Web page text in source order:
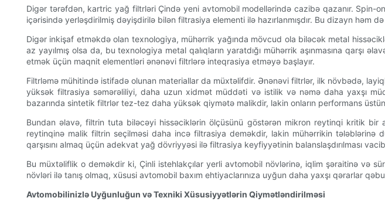
Digər tərəfdən, kartric yağ filtrləri Çində yeni avtomobil modellərində cazibə qazanır. Spin-
içərisində yerləşdirilmiş dəyişdirilə bilən filtrasiya elementi ilə hazırlanmışdır. Bu dizayn
Digər inkişaf etməkdə olan texnologiya, mühərrik yağında mövcud ola biləcək metal
az yayılmış olsa da, bu texnologiya metal qalıqların yaratdığı mühərrik aşınmasına qarşı
etmək üçün maqnit elementləri ənənəvi filtrlərə inteqrasiya etməyə başlayır.
Filtrləmə mühitində istifadə olunan materiallar da müxtəlifdir. Ənənəvi filtrlər, ilk növbədə,
yüksək filtrasiya səmərəliliyi, daha uzun xidmət müddəti və istilik və nəmə daha yaxşı
bazarında sintetik filtrlər tez-tez daha yüksək qiymətə malikdir, lakin onların performans
Bundan əlavə, filtrin tuta biləcəyi hissəciklərin ölçüsünü göstərən mikron reytinqi kritik
reytinqinə malik filtrin seçilməsi daha incə filtrasiya deməkdir, lakin mühərrikin tələblərinə
qarşısını almaq üçün adekvat yağ dövriyyəsi ilə filtrasiya keyfiyyətinin balanslaşdırılması
Bu müxtəliflik o deməkdir ki, Çinli istehlakçılar yerli avtomobil növlərinə, iqlim şəraitinə və
növləri ilə tanış olmaq, xüsusi avtomobil baxım ehtiyaclarınıza uyğun daha yaxşı qərarlar
Avtomobilinizlə Uyğunluğun və Texniki Xüsusiyyətlərin Qiymətləndirilməsi